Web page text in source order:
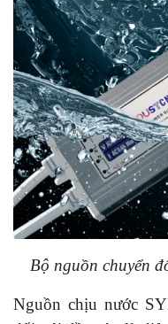
Bộ nguồn chuyển
Nguồn chịu nước